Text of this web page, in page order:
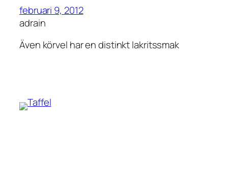
februari 9, 2012
adrain
Även körvel har en distinkt lakritssmak